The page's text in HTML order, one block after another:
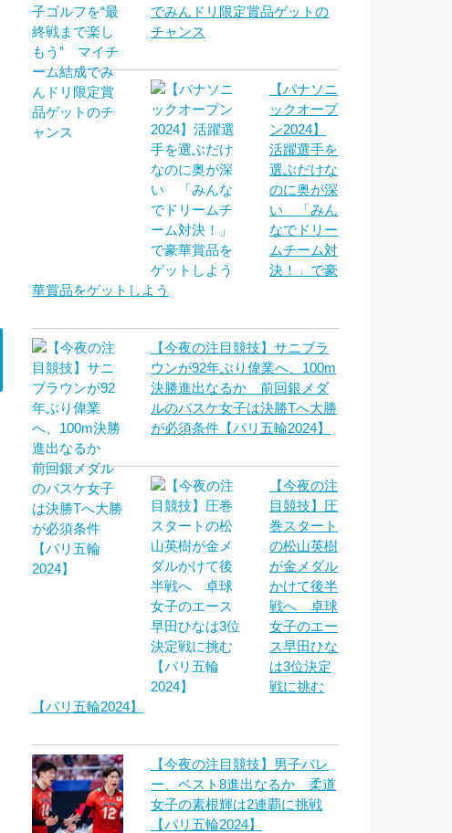
でみんドリ限定賞品ゲットの
チャンス
【パナソニ
ックオープ
ン2024】
活躍選手を
選ぶだけな
のに奥が深
い 「みん
なでドリー
ムチーム対
決！」で豪
華賞品をゲットしよう
【今夜の注目競技】サニブラ
ウンが92年ぶり偉業へ、100m
決勝進出なるか 前回銀メダ
ルのバスケ女子は決勝Tへ大勝
が必須条件【パリ五輪2024】
【今夜の注
目競技】圧
巻スタート
の松山英樹
が金メダル
かけて後半
戦へ 卓球
女子のエー
ス早田ひな
は3位決定
戦に挑む
【パリ五輪2024】
【今夜の注目競技】男子バレ
ー、ベスト8進出なるか 柔道
女子の素根輝は2連覇に挑戦
【パリ五輪2024】